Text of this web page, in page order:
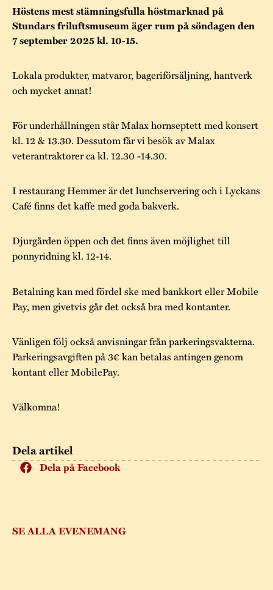
Tillgänglighet
Hållbar utveckling
Kalas på Stundars
Stundars teater
Byggnadsvård
Hantverk
Stugornas Stundars
Stundarsvänner
Årsberättelser
Stundars
registerbeskrivning
Dela artikel
Dela på Facebook
SE ALLA EVENEMANG
Höstens mest stämningsfulla höstmarknad på
Stundars friluftsmuseum äger rum på söndagen den
7 september 2025 kl. 10-15.
Lokala produkter, matvaror, bageriförsäljning, hantverk
och mycket annat!
För underhållningen står Malax hornseptett med konsert
kl. 12 & 13.30. Dessutom får vi besök av Malax
veterantraktorer ca kl. 12.30 -14.30.
I restaurang Hemmer är det lunchservering och i Lyckans
Café finns det kaffe med goda bakverk.
Djurgården öppen och det finns även möjlighet till
ponnyridning kl. 12-14.
Betalning kan med fördel ske med bankkort eller Mobile
Pay, men givetvis går det också bra med kontanter.
Vänligen följ också anvisningar från parkeringsvakterna.
Parkeringsavgiften på 3€ kan betalas antingen genom
kontant eller MobilePay.
Välkomna!